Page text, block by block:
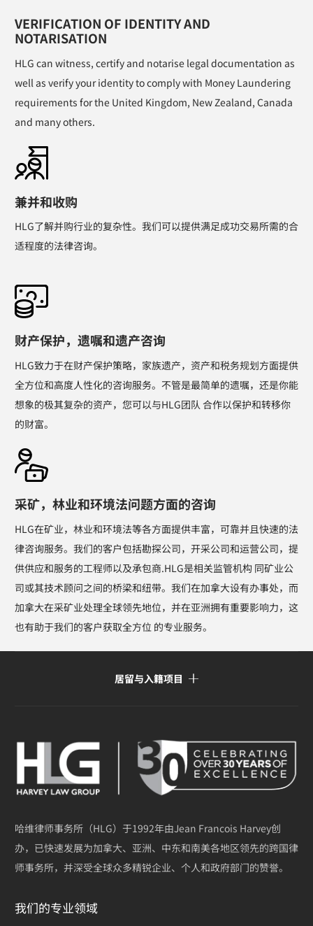
VERIFICATION OF IDENTITY AND
NOTARISATION
HLG can witness, certify and notarise legal documentation as
well as verify your identity to comply with Money Laundering
requirements for the United Kingdom, New Zealand, Canada
and many others.
兼并和收购
HLG了解并购行业的复杂性。我们可以提供满足成功交易所需的合
适程度的法律咨询。
财产保护，遗嘱和遗产咨询
HLG致力于在财产保护策略，家族遗产，资产和税务规划方面提供
全方位和高度人性化的咨询服务。不管是最简单的遗嘱，还是你能
想象的极其复杂的资产，您可以与HLG团队 合作以保护和转移你
的财富。
采矿，林业和环境法问题方面的咨询
HLG在矿业，林业和环境法等各方面提供丰富，可靠并且快速的法
律咨询服务。我们的客户包括勘探公司，开采公司和运营公司，提
供供应和服务的工程师以及承包商.HLG是相关监管机构 同矿业公
司或其技术顾问之间的桥梁和纽带。我们在加拿大设有办事处，而
加拿大在采矿业处理全球领先地位，并在亚洲拥有重要影响力，这
也有助于我们的客户获取全方位 的专业服务。
居留与入籍项目
哈维律师事务所（HLG）于1992年由Jean Francois Harvey创
办，已快速发展为加拿大、亚洲、中东和南美各地区领先的跨国律
师事务所，并深受全球众多精锐企业、个人和政府部门的赞誉。
我们的专业领域